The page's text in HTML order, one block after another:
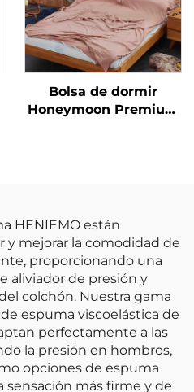
Bolsa de dormir
Honeymoon Premium
HENIEMO están
y mejorar la comodidad de
proporcionando una
aliviador de presión y
colchón. Nuestra gama
espuma viscoelástica de
perfectamente a las
la presión en hombros,
opciones de espuma
sensación más firme y de